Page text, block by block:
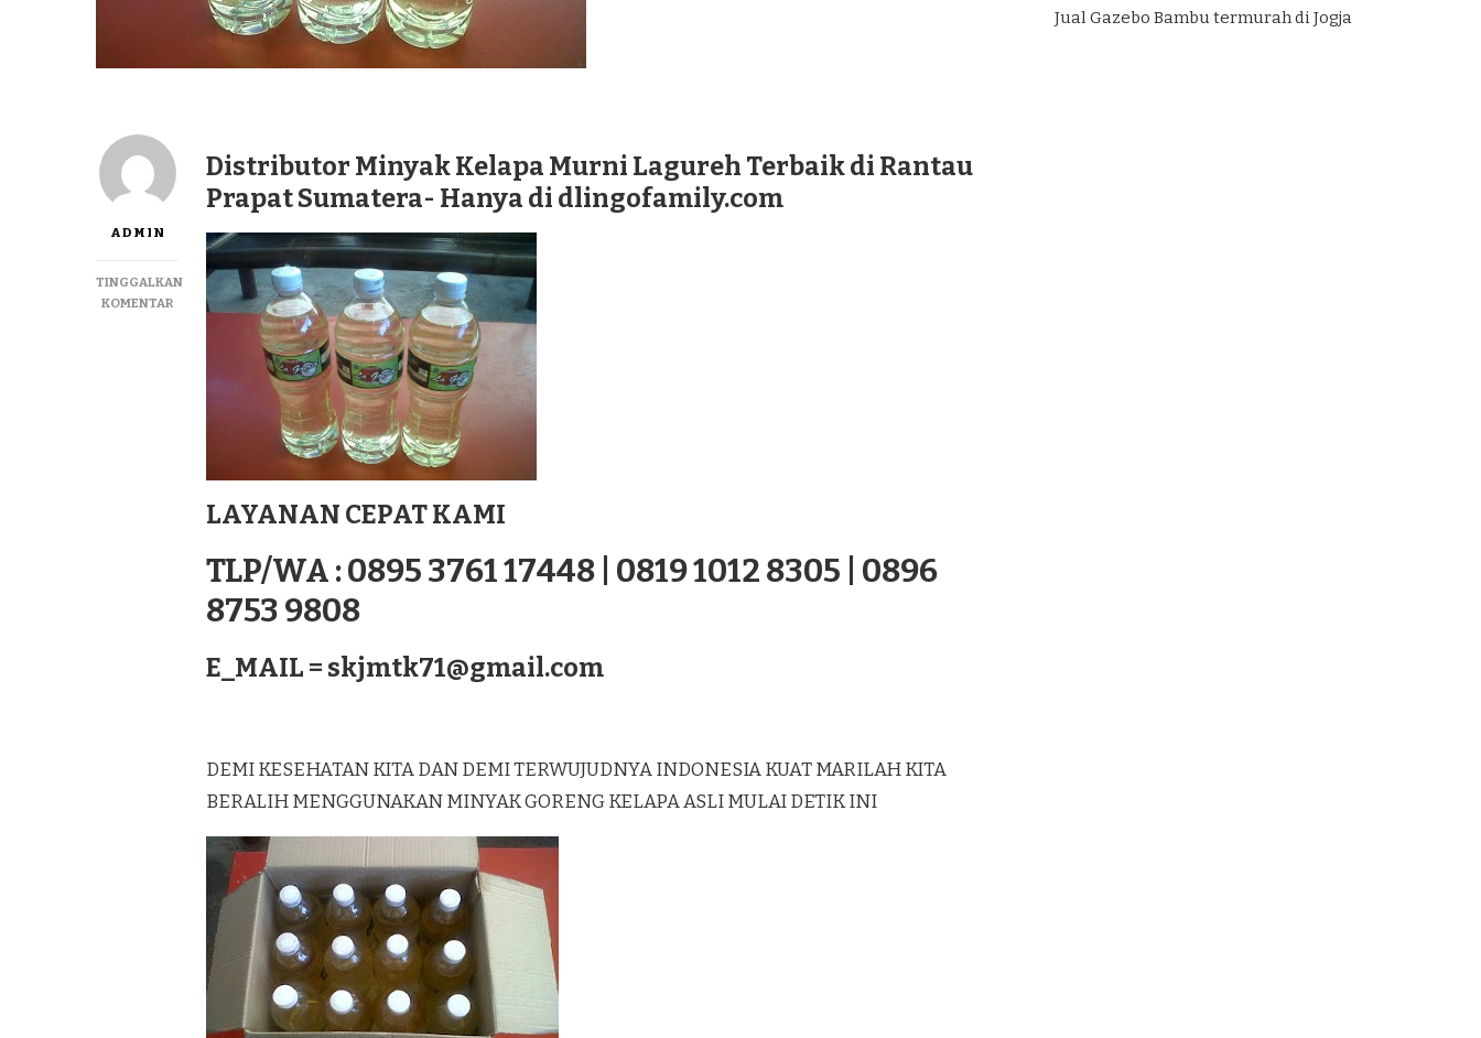
ADMIN
TINGGALKAN
KOMENTARPADA
SUMATERA
Distributor Minyak Kelapa Murni Lagureh Terbaik di Rantau
Prapat Sumatera- Hanya di dlingofamily.com
LAYANAN CEPAT KAMI
TLP/WA : 0895 3761 17448 | 0819 1012 8305 | 0896
8753 9808
E_MAIL = skjmtk71@gmail.com
DEMI KESEHATAN KITA DAN DEMI TERWUJUDNYA INDONESIA KUAT MARILAH KITA
BERALIH MENGGUNAKAN MINYAK GORENG KELAPA ASLI MULAI DETIK INI
Jual Gazebo Bambu termurah di Jogja